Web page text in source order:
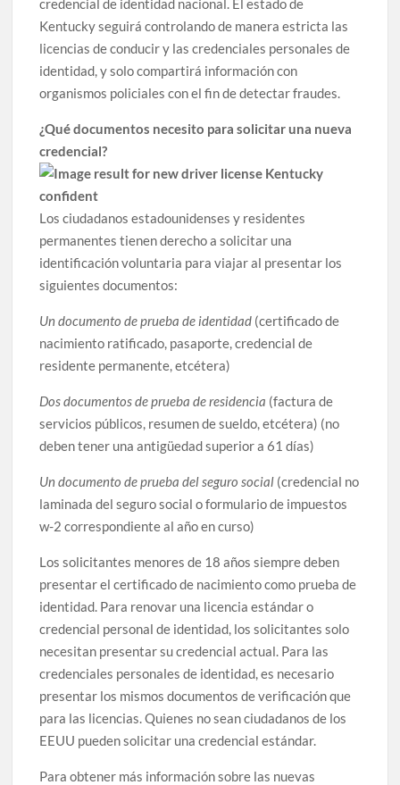
credencial de identidad nacional. El estado de
Kentucky seguirá controlando de manera estricta las
licencias de conducir y las credenciales personales de
identidad, y solo compartirá información con
organismos policiales con el fin de detectar fraudes.
¿Qué documentos necesito para solicitar una nueva
credencial?
Los ciudadanos estadounidenses y residentes
permanentes tienen derecho a solicitar una
identificación voluntaria para viajar al presentar los
siguientes documentos:
Un documento de prueba de identidad (certificado de
nacimiento ratificado, pasaporte, credencial de
residente permanente, etcétera)
Dos documentos de prueba de residencia (factura de
servicios públicos, resumen de sueldo, etcétera) (no
deben tener una antigüedad superior a 61 días)
Un documento de prueba del seguro social (credencial no
laminada del seguro social o formulario de impuestos
w-2 correspondiente al año en curso)
Los solicitantes menores de 18 años siempre deben
presentar el certificado de nacimiento como prueba de
identidad. Para renovar una licencia estándar o
credencial personal de identidad, los solicitantes solo
necesitan presentar su credencial actual. Para las
credenciales personales de identidad, es necesario
presentar los mismos documentos de verificación que
para las licencias. Quienes no sean ciudadanos de los
EEUU pueden solicitar una credencial estándar.
Para obtener más información sobre las nuevas